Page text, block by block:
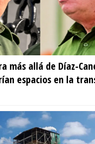
más allá de Díaz-
espacios en la